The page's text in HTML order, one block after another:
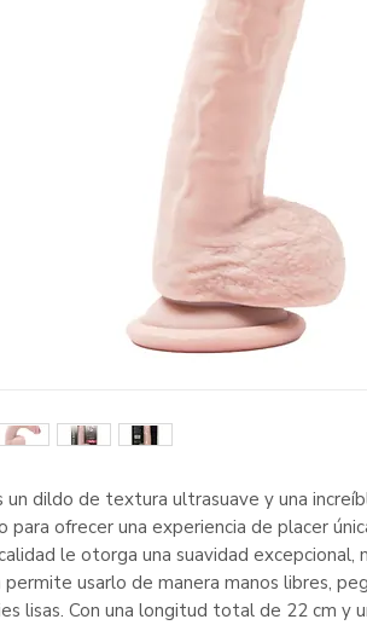
un dildo de textura ultrasuave y una
para ofrecer una experiencia de placer
le otorga una suavidad excepcional,
usarlo de manera manos libres,
lisas. Con una longitud total de 22 cm y